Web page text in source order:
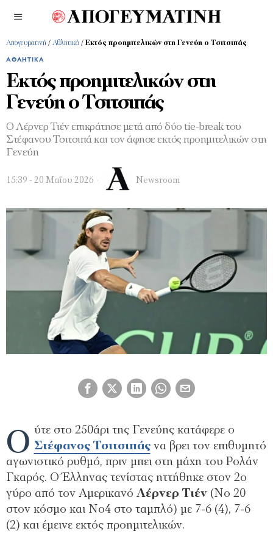
Απογευματινή / Αθλητικά / Εκτός προημιτελικών στη Γενεύη ο Τσιτσιπάς
ΑΘΛΗΤΙΚΆ
Εκτός προημιτελικών στη
Γενεύη ο Τσιτσιπάς
O Λέρνερ Τιέν επικράτησε μετά από δύο tie-break του
Στέφανου Τσιτσιπά και τον άφησε εκτός προημιτελικών στη
Γενεύη
15:39 - 20 Μαΐου 2026 Newsroom
Ο ύτε στο 250άρι της Γενεύης κατάφερε ο
Στέφανος Τσιτσιπάςνα βρει τον επιθυμητό
αγωνιστικό ρυθμό, πριν μπει στη μάχη του Ρολάν
Γκαρός. Ο Έλληνας τενίστας ηττήθηκε στον 2ο
γύρο από τον Αμερικανό Λέρνερ Τιέν (Νο 20
στον κόσμο και Νο4 στο ταμπλό) με 7-6 (4), 7-6
(2) και έμεινε εκτός προημιτελικών.